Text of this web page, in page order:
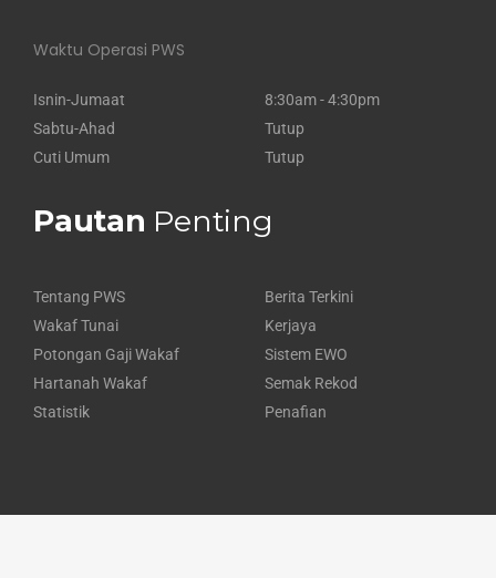
Waktu Operasi PWS
Isnin-Jumaat
Sabtu-Ahad
Cuti Umum
8:30am - 4:30pm
Tutup
Tutup
Pautan Penting
Tentang PWS
Wakaf Tunai
Potongan Gaji Wakaf
Hartanah Wakaf
Statistik
Berita Terkini
Kerjaya
Sistem EWO
Semak Rekod
Penafian